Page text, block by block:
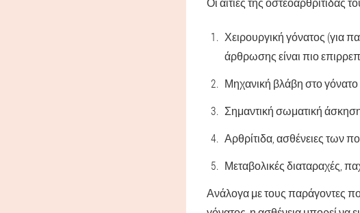
Χειρουργική γόνατος (για
άρθρωσης είναι πιο
Μηχανική βλάβη στο
Σημαντική σωματική
Αρθρίτιδα, ασθένειες των
Μεταβολικές διαταραχές,
Ανάλογα με τους παράγοντες